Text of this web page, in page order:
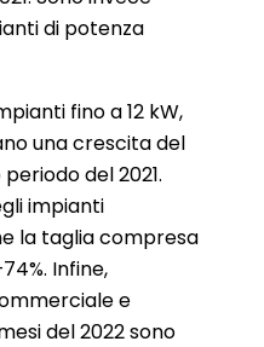
di potenza
fino a 12 kW,
una crescita del
del 2021.
impianti
la taglia compresa
Infine,
e
del 2022 sono